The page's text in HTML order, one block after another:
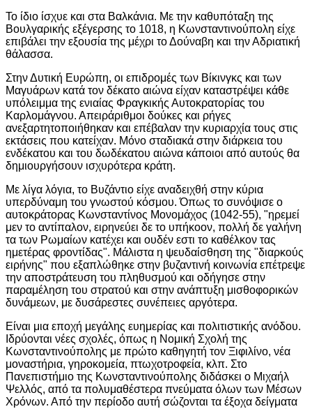
Το ίδιο ίσχυε και στα Βαλκάνια. Με την καθυπόταξη της
Βουλγαρικής εξέγερσης το 1018, η Κωνσταντινούπολη είχε
επιβάλει την εξουσία της μέχρι το Δούναβη και την Αδριατική
θάλασσα.
Στην Δυτική Ευρώπη, οι επιδρομές των Βίκινγκς και των
Μαγυάρων κατά τον δέκατο αιώνα είχαν καταστρέψει κάθε
υπόλειμμα της ενιαίας Φραγκικής Αυτοκρατορίας του
Καρλομάγνου. Απειράριθμοι δούκες και ρήγες
ανεξαρτητοποιήθηκαν και επέβαλαν την κυριαρχία τους στις
εκτάσεις που κατείχαν. Μόνο σταδιακά στην διάρκεια του
ενδέκατου και του δωδέκατου αιώνα κάποιοι από αυτούς θα
δημιουργήσουν ισχυρότερα κράτη.
Με λίγα λόγια, το Βυζάντιο είχε αναδειχθή στην κύρια
υπερδύναμη του γνωστού κόσμου. Όπως το συνόψισε ο
αυτοκράτορας Κωνσταντίνος Μονομάχος (1042-55), "ηρεμεί
μεν το αντίπαλον, ειρηνεύει δε το υπήκοον, πολλή δε γαλήνη
τα των Ρωμαίων κατέχει και ουδέν εστι το καθέλκον τας
ημετέρας φροντίδας". Μάλιστα η ψευδαίσθηση της "διαρκούς
ειρήνης" που εξαπλώθηκε στην βυζαντινή κοινωνία επέτρεψε
την αποστράτευση του πληθυσμού και οδήγησε στην
παραμέληση του στρατού και στην ανάπτυξη μισθοφορικών
δυνάμεων, με δυσάρεστες συνέπειες αργότερα.
Είναι μια εποχή μεγάλης ευημερίας και πολιτιστικής ανόδου.
Ιδρύονται νέες σχολές, όπως η Νομική Σχολή της
Κωνσταντινούπολης με πρώτο καθηγητή τον Ξιφιλίνο, νέα
μοναστήρια, γηροκομεία, πτωχοτροφεία, κλπ. Στο
Πανεπιστήμιο της Κωνσταντινούπολης διδάσκει ο Μιχαήλ
Ψελλός, από τα πολυμαθέστερα πνεύματα όλων των Μέσων
Χρόνων. Από την περίοδο αυτή σώζονται τα έξοχα δείγματα